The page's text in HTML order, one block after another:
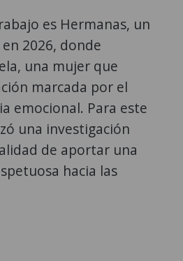
es Hermanas, un
2026, donde
una mujer que
marcada por el
emocional. Para este
una investigación
de aportar una
hacia las